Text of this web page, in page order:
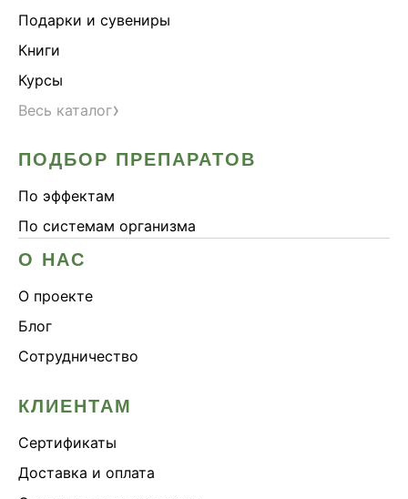
Подарки и сувениры
Книги
Курсы
Весь каталог›
ПОДБОР ПРЕПАРАТОВ
По эффектам
По системам организма
О НАС
О проекте
Блог
Сотрудничество
КЛИЕНТАМ
Сертификаты
Доставка и оплата